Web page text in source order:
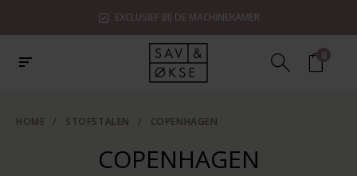
SHOWROOMS IN ZAANDAM, UTRECHT & ROTTERDAM
0
HOME / STOFSTALEN / COPENHAGEN
COPENHAGEN